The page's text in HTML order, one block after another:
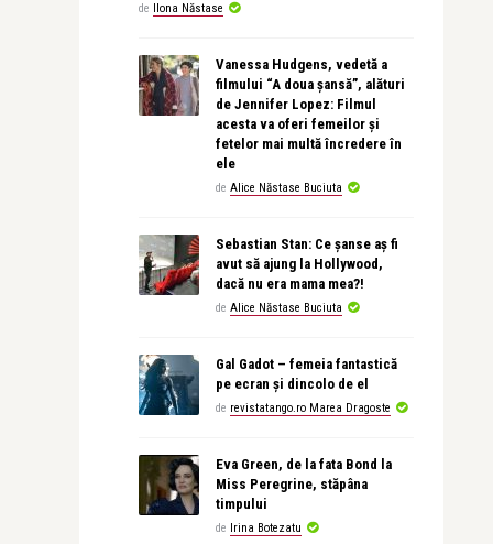
de Ilona Năstase
Vanessa Hudgens, vedetă a
filmului “A doua șansă”, alături
de Jennifer Lopez: Filmul
acesta va oferi femeilor și
fetelor mai multă încredere în
ele
de Alice Năstase Buciuta
Sebastian Stan: Ce șanse aș fi
avut să ajung la Hollywood,
dacă nu era mama mea?!
de Alice Năstase Buciuta
Gal Gadot – femeia fantastică
pe ecran și dincolo de el
de revistatango.ro Marea Dragoste
Eva Green, de la fata Bond la
Miss Peregrine, stăpâna
timpului
de Irina Botezatu